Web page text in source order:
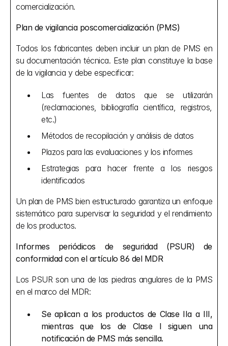
comercialización.
Plan de vigilancia poscomercialización (PMS)
Todos los fabricantes deben incluir un plan de PMS en
su documentación técnica. Este plan constituye la base
de la vigilancia y debe especificar:
Las fuentes de datos que se utilizarán
(reclamaciones, bibliografía científica, registros,
etc.)
Métodos de recopilación y análisis de datos
Plazos para las evaluaciones y los informes
Estrategias para hacer frente a los riesgos
identificados
Un plan de PMS bien estructurado garantiza un enfoque
sistemático para supervisar la seguridad y el rendimiento
de los productos.
Informes periódicos de seguridad (PSUR) de
conformidad con el artículo 86 del MDR
Los PSUR son una de las piedras angulares de la PMS
en el marco del MDR:
Se aplican a los productos de Clase IIa a III,
mientras que los de Clase I siguen una
notificación de PMS más sencilla.